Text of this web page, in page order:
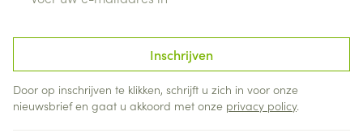
Inschrijven
Door op inschrijven te klikken, schrijft u zich in voor onze
nieuwsbrief en gaat u akkoord met onze privacy policy.